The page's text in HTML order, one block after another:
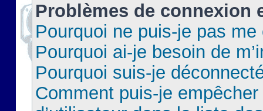
Problèmes de connexion
Pourquoi ne puis-je pas
Pourquoi ai-je besoin de
Pourquoi suis-je
Comment puis-je